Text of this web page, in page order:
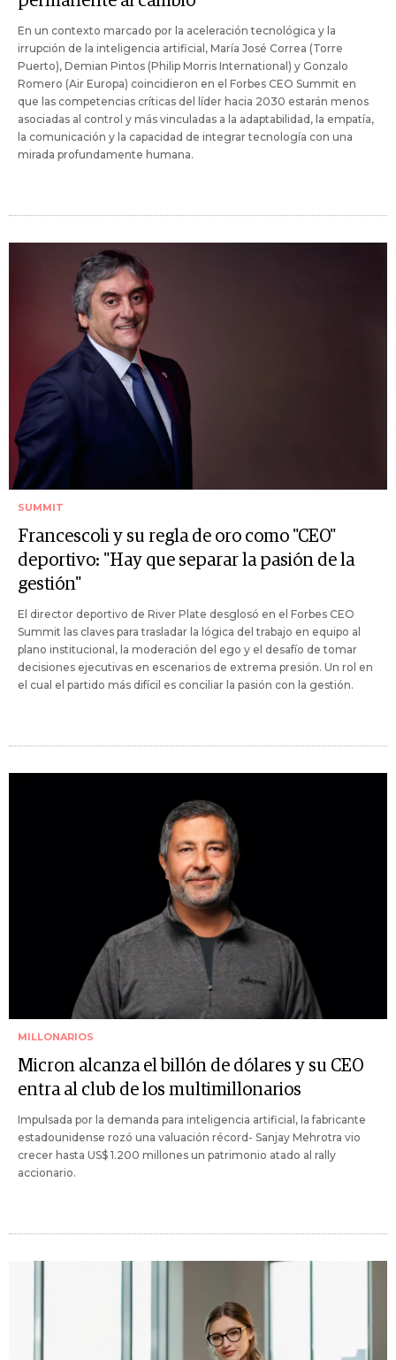
En un contexto marcado por la aceleración tecnológica y la
irrupción de la inteligencia artificial, María José Correa (Torre
Puerto), Demian Pintos (Philip Morris International) y Gonzalo
Romero (Air Europa) coincidieron en el Forbes CEO Summit en
que las competencias críticas del líder hacia 2030 estarán menos
asociadas al control y más vinculadas a la adaptabilidad, la empatía,
la comunicación y la capacidad de integrar tecnología con una
mirada profundamente humana.
SUMMIT
Francescoli y su regla de oro como "CEO"
deportivo: "Hay que separar la pasión de la
gestión"
El director deportivo de River Plate desglosó en el Forbes CEO
Summit las claves para trasladar la lógica del trabajo en equipo al
plano institucional, la moderación del ego y el desafío de tomar
decisiones ejecutivas en escenarios de extrema presión. Un rol en
el cual el partido más difícil es conciliar la pasión con la gestión.
MILLONARIOS
Micron alcanza el billón de dólares y su CEO
entra al club de los multimillonarios
Impulsada por la demanda para inteligencia artificial, la fabricante
estadounidense rozó una valuación récord- Sanjay Mehrotra vio
crecer hasta US$ 1.200 millones un patrimonio atado al rally
accionario.